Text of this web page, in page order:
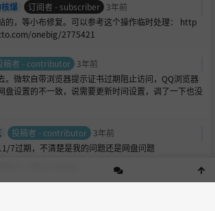
爆 订阅者 - subscriber 3年前
的，等小布修复。可以参考这个操作临时处理： http
onebig/2775421
稿者 - contributor 3年前
。微软自带浏览器提示证书过期阻止访问，QQ浏览器
盘设置的不一致，说需要更新时间设置，调了一下也没
投稿者 - contributor 3年前
7过期，不清楚是我的问题还是网盘问题